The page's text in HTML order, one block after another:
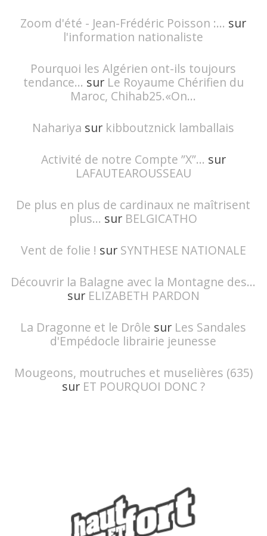
Zoom d'été - Jean-Frédéric Poisson :... sur
l'information nationaliste
Pourquoi les Algérien ont-ils toujours
tendance... sur Le Royaume Chérifien du
Maroc, Chihab25.«On...
Nahariya sur kibboutznick lamballais
Activité de notre Compte ”X”... sur
LAFAUTEAROUSSEAU
De plus en plus de cardinaux ne maîtrisent
plus... sur BELGICATHO
Vent de folie ! sur SYNTHESE NATIONALE
Découvrir la Balagne avec la Montagne des...
sur ELIZABETH PARDON
La Dragonne et le Drôle sur Les Sandales
d'Empédocle librairie jeunesse
Mougeons, moutruches et muselières (635)
sur ET POURQUOI DONC ?